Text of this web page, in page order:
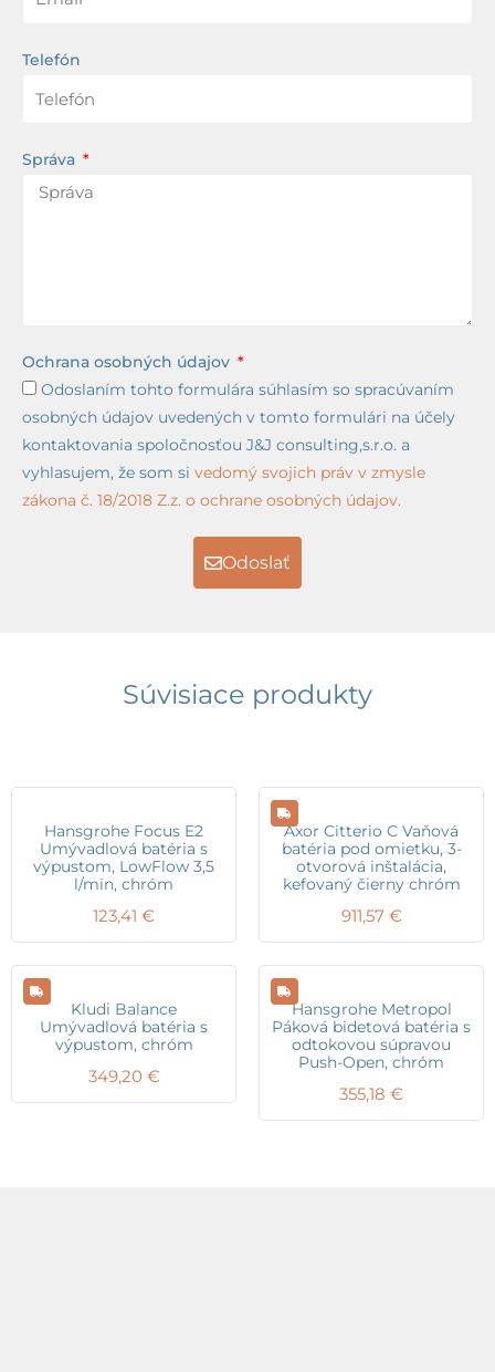
Telefón
Správa
Ochrana osobných údajov
Odoslaním tohto formulára súhlasím so spracúvaním
osobných údajov uvedených v tomto formulári na účely
kontaktovania spoločnosťou J&J consulting,s.r.o. a
vyhlasujem, že som si vedomý svojich práv v zmysle
zákona č. 18/2018 Z.z. o ochrane osobných údajov.
Odoslať
Súvisiace produkty
Hansgrohe Focus E2
Umývadlová batéria s
výpustom, LowFlow 3,5
l/min, chróm
123,41 €
Axor Citterio C Vaňová
batéria pod omietku, 3-
otvorová inštalácia,
kefovaný čierny chróm
911,57 €
Kludi Balance
Umývadlová batéria s
výpustom, chróm
349,20 €
Hansgrohe Metropol
Páková bidetová batéria s
odtokovou súpravou
Push-Open, chróm
355,18 €